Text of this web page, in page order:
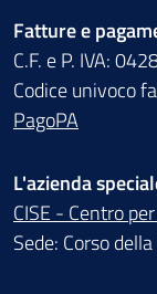
Fatture e
C.F. e P. IVA:
Codice univoco
PagoPA
L'azienda
CISE - Centro
Sede: Corso